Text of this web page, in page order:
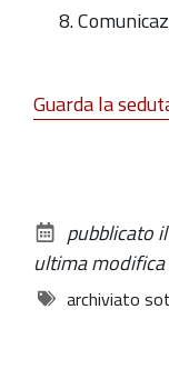
Guarda la
documento
pubblicato il
ultima modifica
archiviato